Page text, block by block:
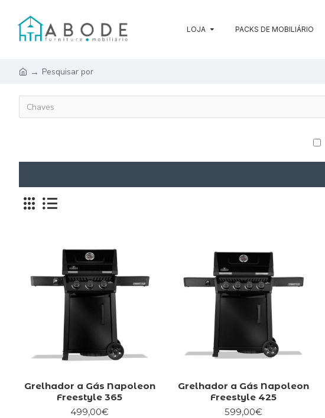
LOJA PACKS DE MOBILIÁRIO
Pesquisar por
Grelhador a Gás Napoleon
Freestyle 365
499,00€
Grelhador a Gás Napoleon
Freestyle 425
599,00€